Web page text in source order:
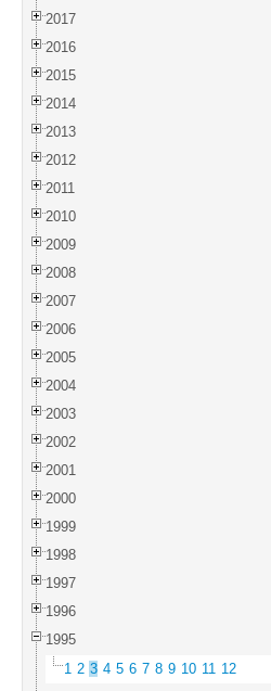
2017
2016
2015
2014
2013
2012
2011
2010
2009
2008
2007
2006
2005
2004
2003
2002
2001
2000
1999
1998
1997
1996
1995
1 2 3 4 5 6 7 8 9 10 11 12